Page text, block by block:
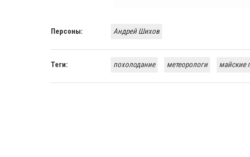
Персоны: Андрей Шихов
Теги: похолодание метеорологи майские